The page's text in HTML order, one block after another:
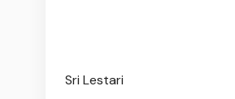
Sri Lestari